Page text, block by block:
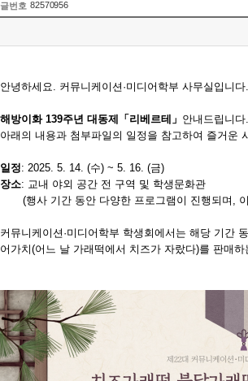
글번호 82570956
안녕하세요. 커뮤니케이션·미디어학부 사무실입니다.
해방이화 139주년 대동제 「리베르테」 안내드립니다.
아래의 내용과 첨부파일의 일정을 참고하여 즐거운
일정: 2025. 5. 14. (수) ~ 5. 16. (금)
장소: 교내 야외 공간 전 구역 및 학생문화관
(행사 기간 동안 다양한 프로그램이 진행되며,
커뮤니케이션·미디어학부 학생회에서는 해당 기간
어가치(어느 날 가래떡에서 치즈가 자랐다)를 판매